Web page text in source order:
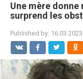
Une mère donne
surprend les
Published by: 16.03.2023